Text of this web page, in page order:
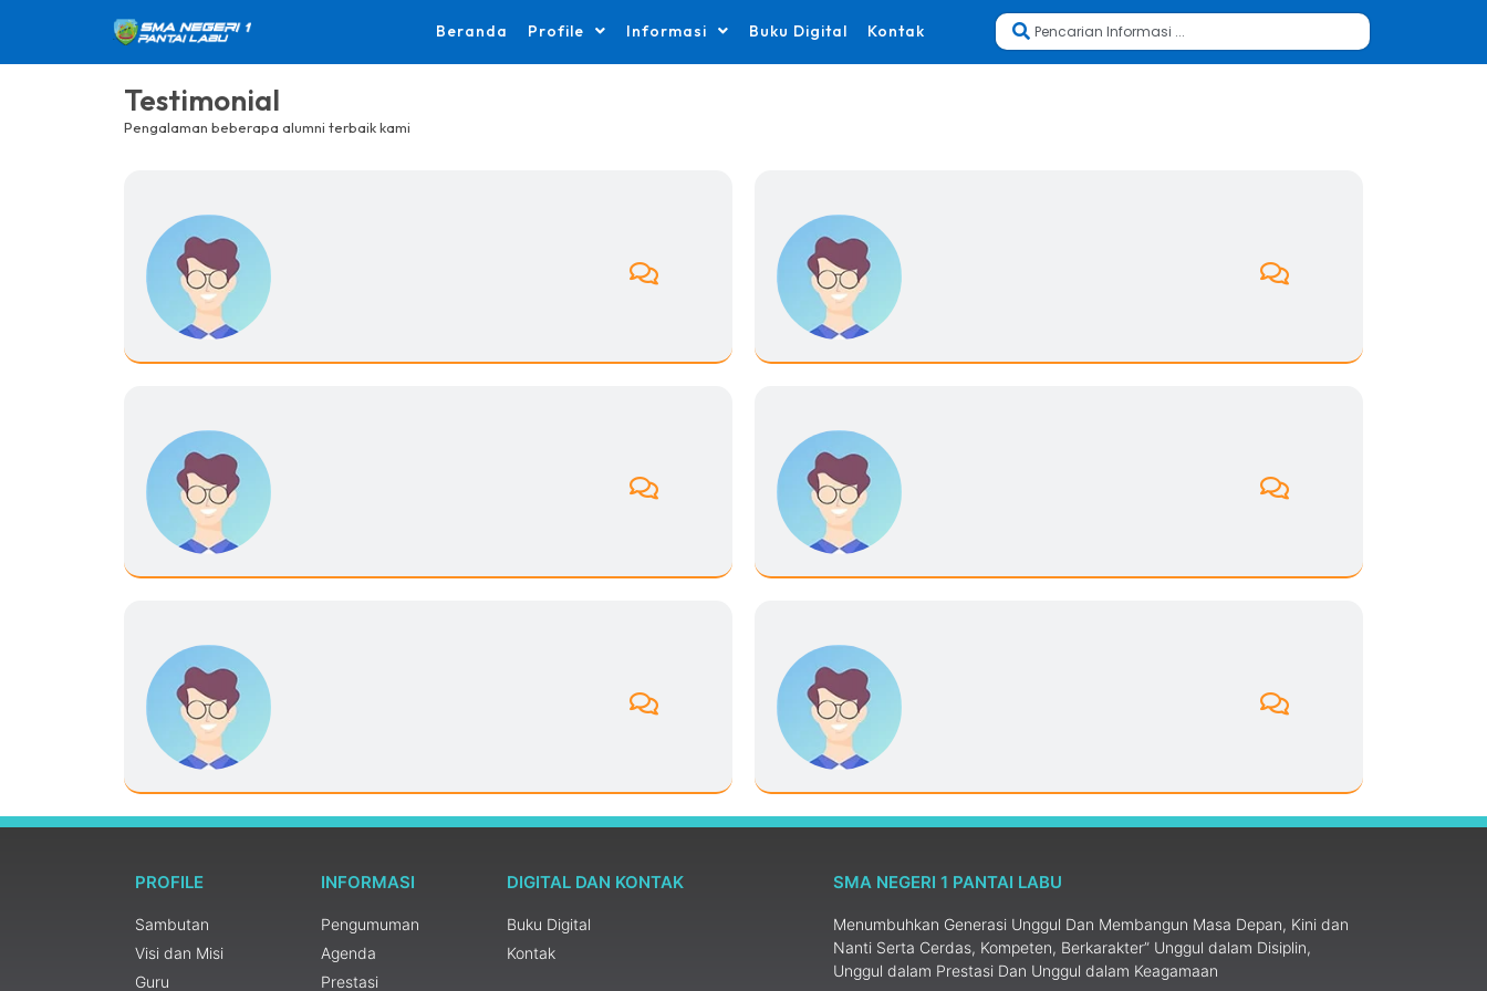
Beranda Profile Informasi Buku Digital Kontak
Testimonial
Pengalaman beberapa alumni terbaik kami
PROFILE
Sambutan
Visi dan Misi
Guru
INFORMASI
Pengumuman
Agenda
Prestasi
DIGITAL DAN KONTAK
Buku Digital
Kontak
SMA NEGERI 1 PANTAI LABU
Menumbuhkan Generasi Unggul Dan Membangun Masa Depan, Kini dan
Nanti Serta Cerdas, Kompeten, Berkarakter” Unggul dalam Disiplin,
Unggul dalam Prestasi Dan Unggul dalam Keagamaan